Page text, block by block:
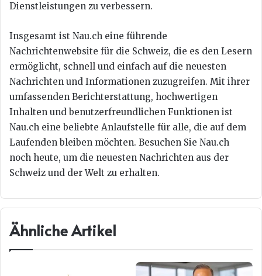
Dienstleistungen zu verbessern.
Insgesamt ist Nau.ch eine führende
Nachrichtenwebsite für die Schweiz, die es den Lesern
ermöglicht, schnell und einfach auf die neuesten
Nachrichten und Informationen zuzugreifen. Mit ihrer
umfassenden Berichterstattung, hochwertigen
Inhalten und benutzerfreundlichen Funktionen ist
Nau.ch eine beliebte Anlaufstelle für alle, die auf dem
Laufenden bleiben möchten. Besuchen Sie Nau.ch
noch heute, um die neuesten Nachrichten aus der
Schweiz und der Welt zu erhalten.
Ähnliche Artikel